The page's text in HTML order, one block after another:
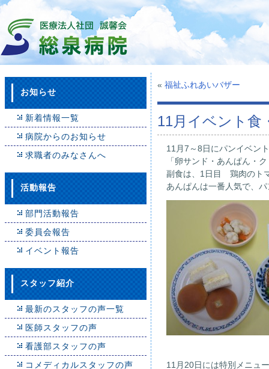
お知らせ
新着情報一覧
病院からのお知らせ
求職者のみなさんへ
活動報告
部門活動報告
委員会報告
イベント報告
スタッフ紹介
最新のスタッフの声一覧
医師スタッフの声
看護部スタッフの声
コメディカルスタッフの声
« 福祉ふれあいバザー
11月イベント食
11月7～8日にパンイベン
「卵サンド・あんぱん・
副食は、1日目 鶏肉のト
あんぱんは一番人気で、
11月20日には特別メニュ